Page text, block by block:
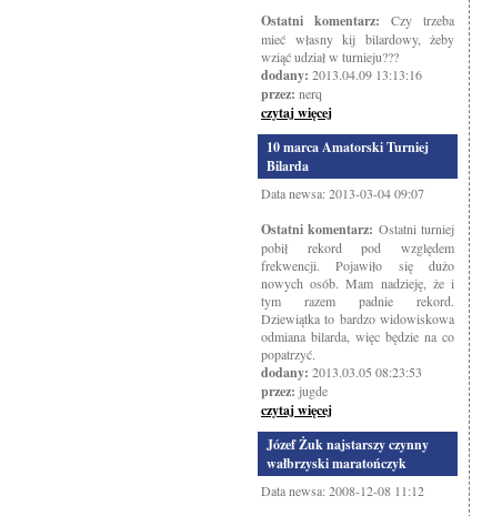
Ostatni komentarz: Czy trzeba
mieć własny kij bilardowy, żeby
wziąć udział w turnieju???
dodany: 2013.04.09 13:13:16
przez: nerq
czytaj więcej
10 marca Amatorski Turniej
Bilarda
Data newsa: 2013-03-04 09:07
Ostatni komentarz: Ostatni turniej
pobił rekord pod względem
frekwencji. Pojawiło się dużo
nowych osób. Mam nadzieję, że i
tym razem padnie rekord.
Dziewiątka to bardzo widowiskowa
odmiana bilarda, więc będzie na co
popatrzyć.
dodany: 2013.03.05 08:23:53
przez: jugde
czytaj więcej
Józef Żuk najstarszy czynny
wałbrzyski maratończyk
Data newsa: 2008-12-08 11:12